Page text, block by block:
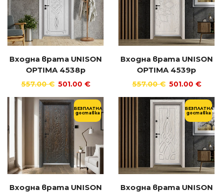
Входна врата UNISON
OPTIMA 4538p
557.00€ 501.00 €
Входна врата UNISON
OPTIMA 4539p
557.00€ 501.00 €
БЕЗПЛАТНА
доставка
Входна врата UNISON
БЕЗПЛАТНА
доставка
Входна врата UNISON